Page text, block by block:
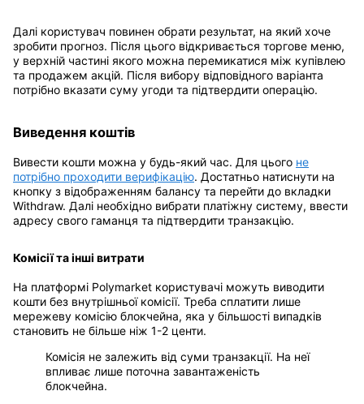
Далі користувач повинен обрати результат, на який хоче
зробити прогноз. Після цього відкривається торгове меню,
у верхній частині якого можна перемикатися між купівлею
та продажем акцій. Після вибору відповідного варіанта
потрібно вказати суму угоди та підтвердити операцію.
Виведення коштів
Вивести кошти можна у будь-який час. Для цього не
потрібно проходити верифікацію. Достатньо натиснути на
кнопку з відображенням балансу та перейти до вкладки
Withdraw. Далі необхідно вибрати платіжну систему, ввести
адресу свого гаманця та підтвердити транзакцію.
Комісії та інші витрати
На платформі Polymarket користувачі можуть виводити
кошти без внутрішньої комісії. Треба сплатити лише
мережеву комісію блокчейна, яка у більшості випадків
становить не більше ніж 1-2 центи.
Комісія не залежить від суми транзакції. На неї
впливає лише поточна завантаженість
блокчейна.